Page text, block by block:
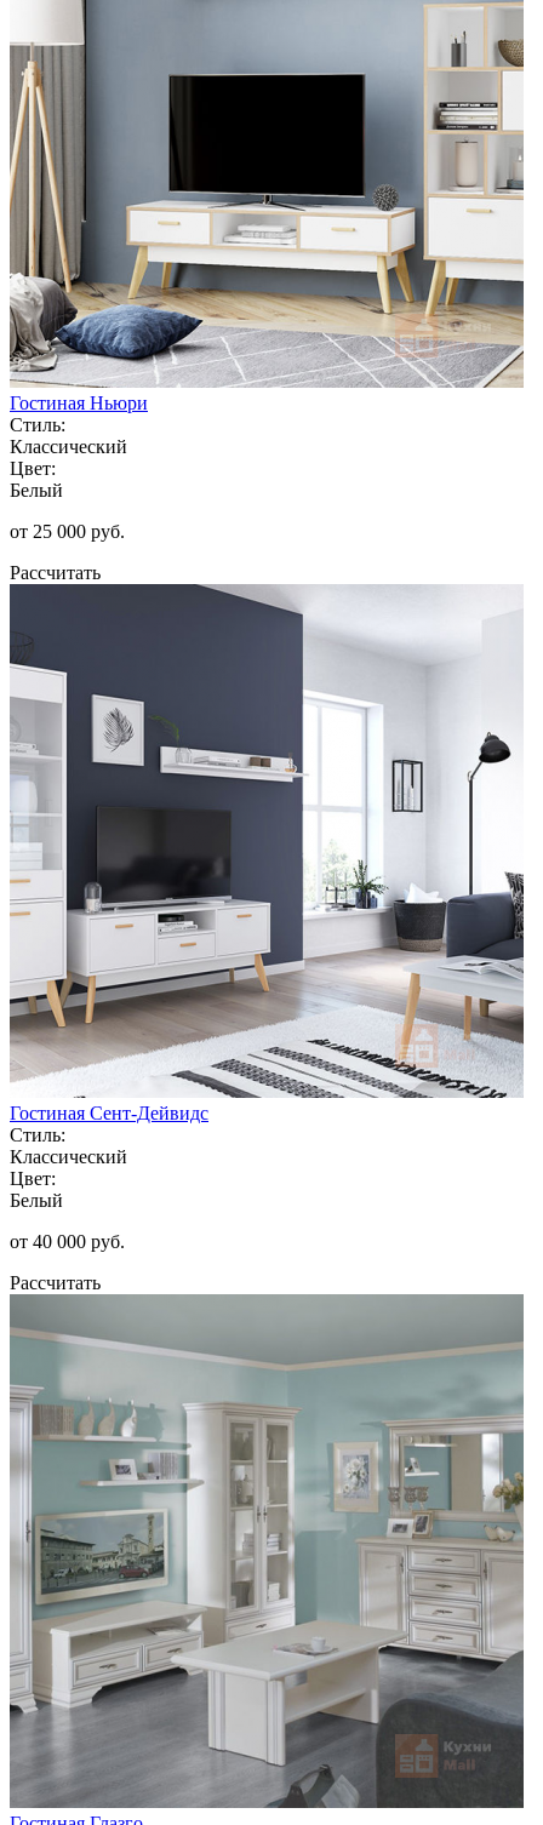
Гостиная Ньюри
Стиль:
Классический
Цвет:
Белый
от 25 000 руб.
Рассчитать
Гостиная Сент-Дейвидс
Стиль:
Классический
Цвет:
Белый
от 40 000 руб.
Рассчитать